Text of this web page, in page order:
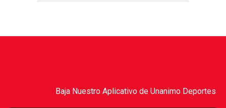
Baja Nuestro Aplicativo de Unanimo Deportes